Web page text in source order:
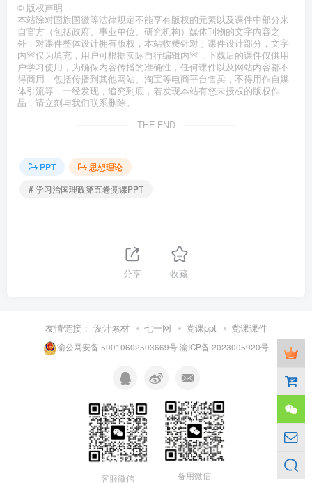
© 版权声明
本站除对国旗国徽等法律规定不能享有版权的元素以及课件中部分来
自官方（包括政府、事业单位、研究机构）媒体刊物的文字内容之
外，对课件整体设计拥有版权，本站收费针对于课件设计部分，文字
内容仅为填充，用户可根据实际自行编辑内容，下载后的课件仅供用
户学习使用，为确保内容传播的准确性，任何课件以及网站内容都不
得商用，包括传播到其他网站、淘宝等电商平台售卖，不得用作自媒
体引流等，一经发现，追究到底，若发现本站有您未授权的版权作
品，请立刻与我们联系删除。
THE END
PPT
思想理论
# 学习治国理政第五卷党课PPT
分享 收藏
友情链接： 设计素材 七一网 党课ppt 党课课件
渝公网安备 50010602503669号渝ICP备 2023005920号
客服微信 备用微信